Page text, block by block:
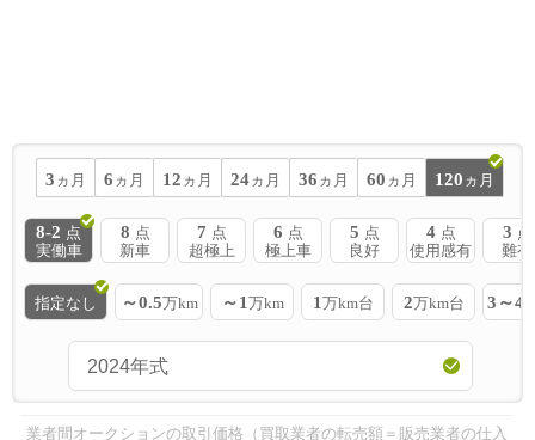
3 ヵ月 6 ヵ月 12 ヵ月 24 ヵ月 36 ヵ月 60 ヵ月 120 ヵ月
8-2 点
実働車
8 点
新車
7 点
超極上
6 点
極上車
5 点
良好
4 点
使用感有
3 点
難有
指定なし ～0.5万km ～1 万km 1 万km台 2万km台 3～4
業者間オークションの取引価格（買取業者の転売額＝販売業者の仕入